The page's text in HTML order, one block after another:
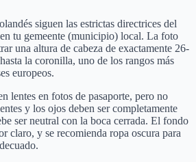
siguen las estrictas directrices del
tu gemeente (municipio) local. La foto
una altura de cabeza de exactamente 26-
la coronilla, uno de los rangos más
europeos.
lentes en fotos de pasaporte, pero no
y los ojos deben ser completamente
ser neutral con la boca cerrada. El fondo
claro, y se recomienda ropa oscura para